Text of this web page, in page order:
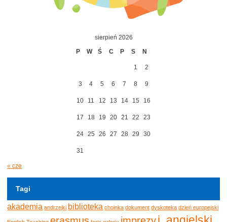
sierpień 2026
P
W Ś C P S N
1 2
3 4 5 6 7 8 9
10 11 12 13 14 15 16
17 18 19 20 21 22 23
24 25 26 27 28 29 30
31
« cze
Tagi
akademia andrzejki biblioteka choinka dokument dyskoteka dzień europejski